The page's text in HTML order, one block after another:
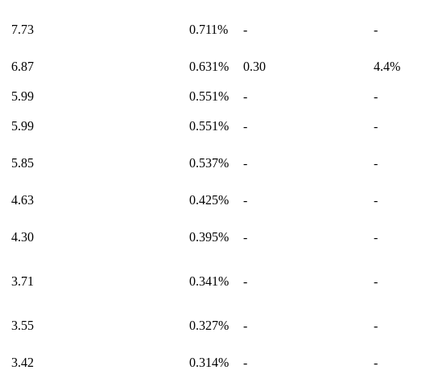
7.73 0.711% - -
6.87 0.631% 0.30 4.4%
5.99 0.551% - -
5.99 0.551% - -
5.85 0.537% - -
4.63 0.425% - -
4.30 0.395% - -
3.71 0.341% - -
3.55 0.327% - -
3.42 0.314% - -